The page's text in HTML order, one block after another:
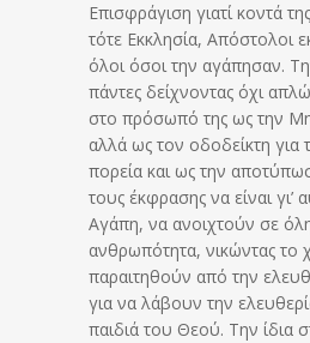
Επισφράγιση γιατί κοντά
τότε Εκκλησία, Απόστολοι
όλοι όσοι την αγάπησαν.
πάντες δείχνοντας όχι
στο πρόσωπό της ως την
αλλά ως τον οδοδείκτη για
πορεία και ως την
τους έκφρασης να είναι γι’
Αγάπη, να ανοιχτούν σε
ανθρωπότητα, νικώντας το
παραιτηθούν από την
για να λάβουν την
παιδιά του Θεού. Την ίδια